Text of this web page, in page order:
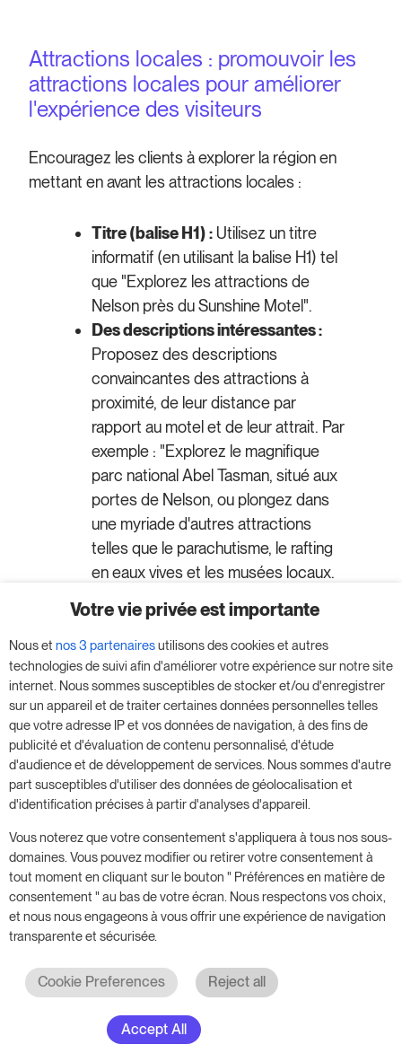
Attractions locales : promouvoir les
attractions locales pour améliorer
l'expérience des visiteurs
Encouragez les clients à explorer la région en
mettant en avant les attractions locales :
Titre (balise H1) : Utilisez un titre
informatif (en utilisant la balise H1) tel
que "Explorez les attractions de
Nelson près du Sunshine Motel".
Des descriptions intéressantes :
Proposez des descriptions
convaincantes des attractions à
proximité, de leur distance par
rapport au motel et de leur attrait. Par
exemple : "Explorez le magnifique
parc national Abel Tasman, situé aux
portes de Nelson, ou plongez dans
une myriade d'autres attractions
telles que le parachutisme, le rafting
en eaux vives et les musées locaux.
Motel permet d'accéder facilement à
ces attractions et à bien d'autres
encore."
CTA - call to action (appel à
l'action) :
Fournir des liens pour
obtenir plus d'informations ou pour
réserver des chambres, afin d'aligner
le séjour sur l'exploration de ces
attractions.
La présentation d'attractions locales améliore non
seulement l'expérience du client, mais aussi le
référencement local. L'utilisation de mots-clés
basés sur la localisation attire les clients
permet d'augmenter les possibilités de
Votre vie privée est importante
Nous et nos 3 partenairesutilisons des cookies et autres
technologies de suivi afin d'améliorer votre expérience sur notre site
internet. Nous sommes susceptibles de stocker et/ou d'enregistrer
sur un appareil et de traiter certaines données personnelles telles
que votre adresse IP et vos données de navigation, à des fins de
publicité et d'évaluation de contenu personnalisé, d'étude
d'audience et de développement de services. Nous sommes d'autre
part susceptibles d'utiliser des données de géolocalisation et
d'identification précises à partir d'analyses d'appareil.
Vous noterez que votre consentement s'appliquera à tous nos sous-
domaines. Vous pouvez modifier ou retirer votre consentement à
tout moment en cliquant sur le bouton " Préférences en matière de
consentement " au bas de votre écran. Nous respectons vos choix,
et nous nous engageons à vous offrir une expérience de navigation
transparente et sécurisée.
Cookie Preferences Reject all
Accept All